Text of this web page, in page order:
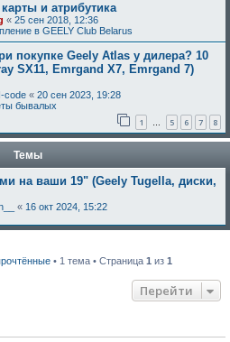
и атрибутика
« 25 сен 2018, 12:36
в GEELY Club Belarus
покупке Geely Atlas у дилера? 10
SX11, Emrgand X7, Emrgand 7)
code « 20 сен 2023, 19:28
бывалых
1 … 5 6 7 8
Темы
на ваши 19" (Geely Tugella, диски,
« 16 окт 2024, 15:22
• 1 тема • Страница 1 из 1
Перейти